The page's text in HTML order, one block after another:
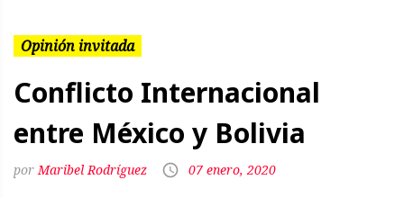
Opinión invitada
Conflicto Internacional
entre México y Bolivia
Maribel Rodríguez 07 enero, 2020